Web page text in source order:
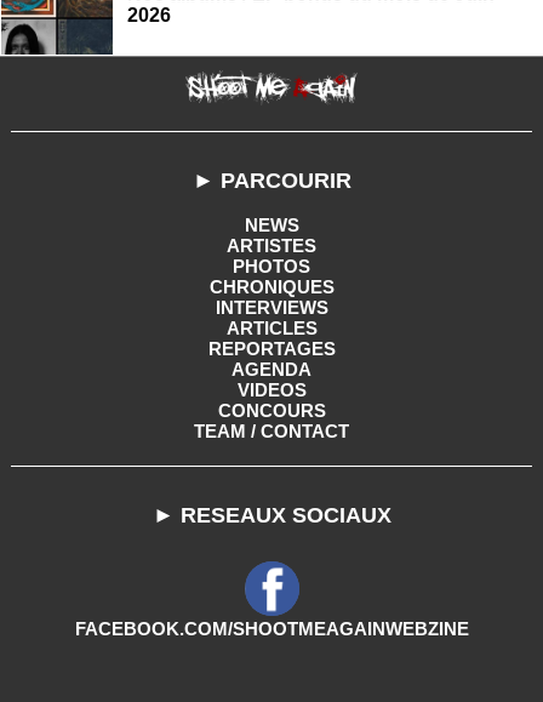
2026
► PARCOURIR
NEWS
ARTISTES
PHOTOS
CHRONIQUES
INTERVIEWS
ARTICLES
REPORTAGES
AGENDA
VIDEOS
CONCOURS
TEAM / CONTACT
► RESEAUX SOCIAUX
FACEBOOK.COM/SHOOTMEAGAINWEBZINE